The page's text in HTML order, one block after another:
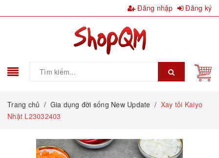
Đăng nhập Đăng ký
Trang chủ / Gia dụng đời sống New Update / Xay tỏi Kaiyo
Nhật L23032403